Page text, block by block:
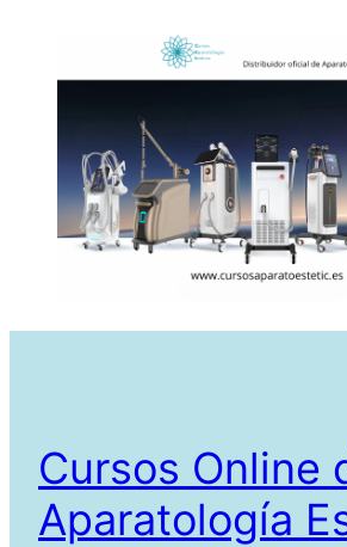
Cursos Online
Aparatología